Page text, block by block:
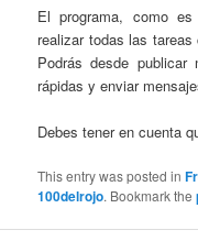
El programa, como
realizar todas las
Podrás desde publicar
rápidas y enviar
Debes tener en cuenta
This entry was posted in
100delrojo. Bookmark the